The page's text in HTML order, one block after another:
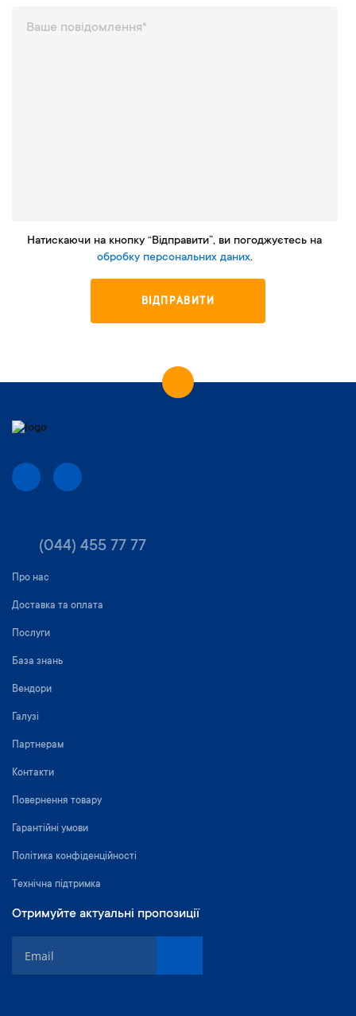
Натискаючи на кнопку “Відправити”, ви погоджуєтесь на
обробку персональних даних.
ВІДПРАВИТИ
(044) 455 77 77
Про нас
Доставка та оплата
Послуги
База знань
Вендори
Галузі
Партнерам
Контакти
Повернення товару
Гарантійні умови
Політика конфіденційності
Технічна підтримка
Отримуйте актуальні пропозиції
д